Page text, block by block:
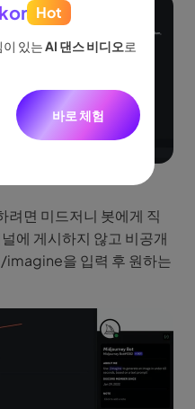
려면 미드저니 봇에게 직
에 게시하지 않고 비공개
imagine을 입력 후 원하는
Hot
있는AI 댄스 비디오로
바로 체험